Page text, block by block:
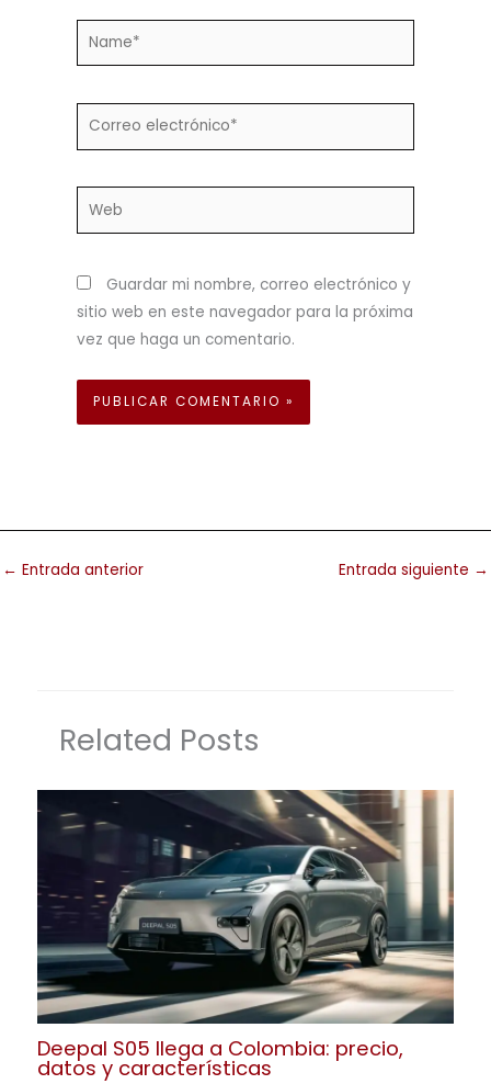
Name*
Correo
Web
Guardar mi nombre, correo electrónico y
sitio web en este navegador para la próxima
vez que haga un comentario.
← Entrada anterior Entrada siguiente →
Related Posts
Deepal S05 llega a Colombia: precio,
datos y características